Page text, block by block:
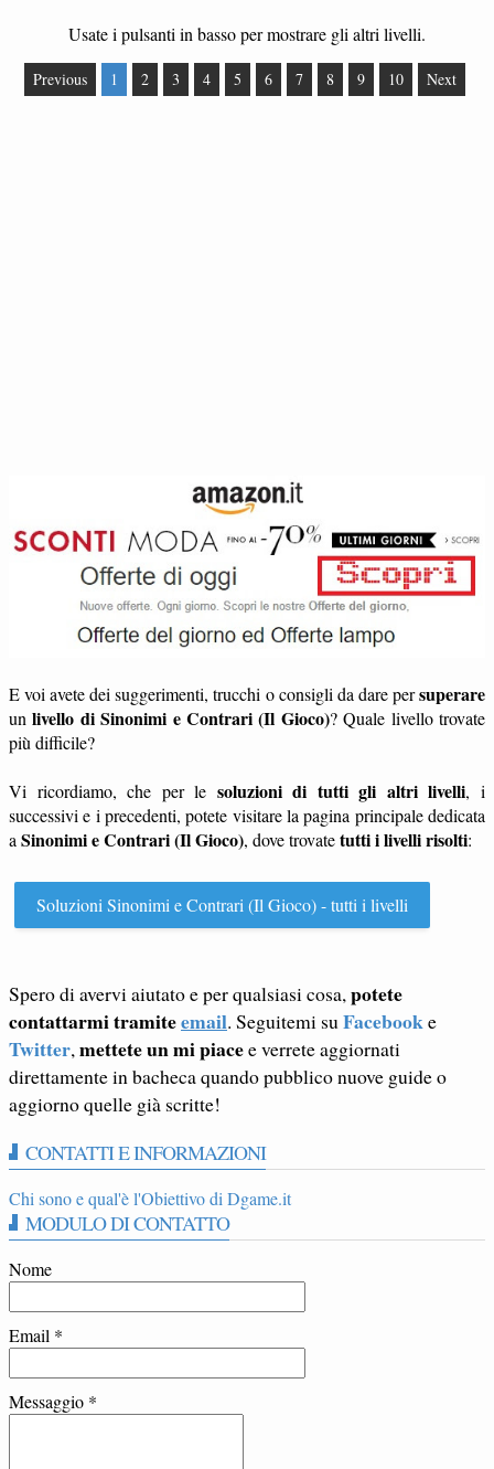
Usate i pulsanti in basso per mostrare gli altri livelli.
Previous 1 2 3 4 5 6 7 8 9 10 Next
E voi avete dei suggerimenti, trucchi o consigli da dare persuperare
unlivello di Sinonimi e Contrari (Il Gioco)? Quale livello trovate
più difficile?
Vi ricordiamo, che per le soluzioni di tutti gli altri livelli, i
successivi e i precedenti, potete visitare la pagina principale dedicata
a Sinonimi e Contrari (Il Gioco), dove trovatetutti i livelli risolti:
Soluzioni Sinonimi e Contrari (Il Gioco) - tutti i livelli
Spero di avervi aiutato e per qualsiasi cosa, potete
contattarmi tramiteemail. Seguitemi su Facebooke
Twitter, mettete un mi piacee verrete aggiornati
direttamente in bacheca quando pubblico nuove guide o
aggiorno quelle già scritte!
CONTATTI E INFORMAZIONI
Chi sono e qual'è l'Obiettivo di Dgame.it
MODULO DI CONTATTO
Nome
Email *
Messaggio *